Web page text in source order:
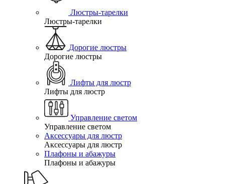
Люстры-тарелки
Люстры-тарелки
Дорогие люстры
Дорогие люстры
Лифты для люстр
Лифты для люстр
Управление светом
Управление светом
Аксессуары для люстр
Аксессуары для люстр
Плафоны и абажуры
Плафоны и абажуры